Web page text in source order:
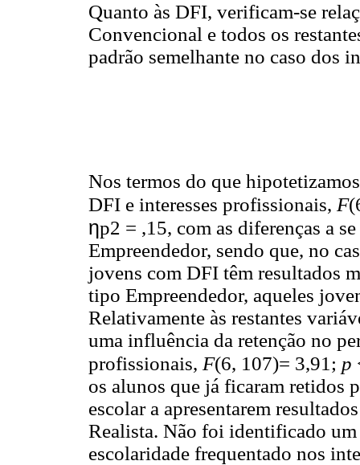
Quanto às DFI, verificam-se
Convencional e todos os
padrão semelhante no caso dos
Nos termos do que
DFI e interesses profissionais, F
ηp2 = ,15, com as diferenças a
Empreendedor, sendo que, no
jovens com DFI têm resultados
tipo Empreendedor, aqueles
Relativamente às restantes
uma influência da retenção no
profissionais, F(6, 107)= 3,91; p
os alunos que já ficaram retidos
escolar a apresentarem
Realista. Não foi identificado
escolaridade frequentado nos